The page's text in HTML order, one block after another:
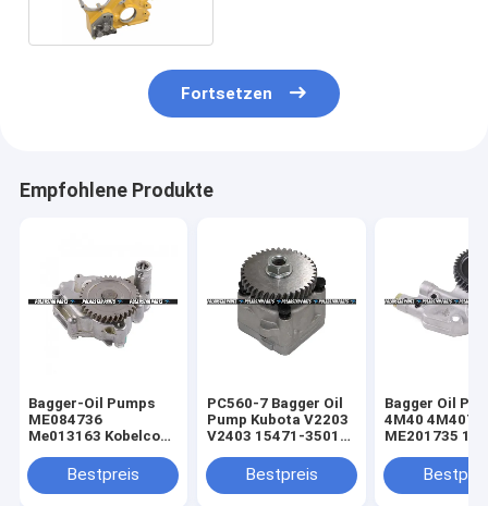
Fortsetzen
Empfohlene Produkte
Bagger-Oil Pumps
ME084736
Me013163 Kobelco
PartsBestpreis
PC560-7 Bagger Oil
Pump Kubota V2203
V2403 15471-35012
Bestpreis
Bagger Oil
4M40 4M40T
ME201735